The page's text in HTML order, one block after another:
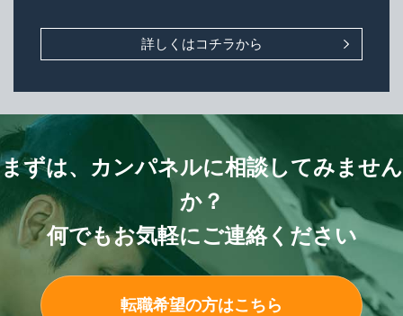
詳しくはコチラから
まずは、カンパネルに相談してみません
か？
何でもお気軽にご連絡ください
転職希望の方はこちら